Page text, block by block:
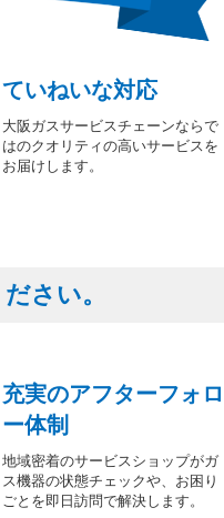
ていねいな対応
大阪ガスサービスチェーンならで
はのクオリティの高いサービスを
お届けします。
さい。
充実のアフターフォロ
ー体制
地域密着のサービスショップがガ
ス機器の状態チェックや、お困り
ごとを即日訪問で解決します。